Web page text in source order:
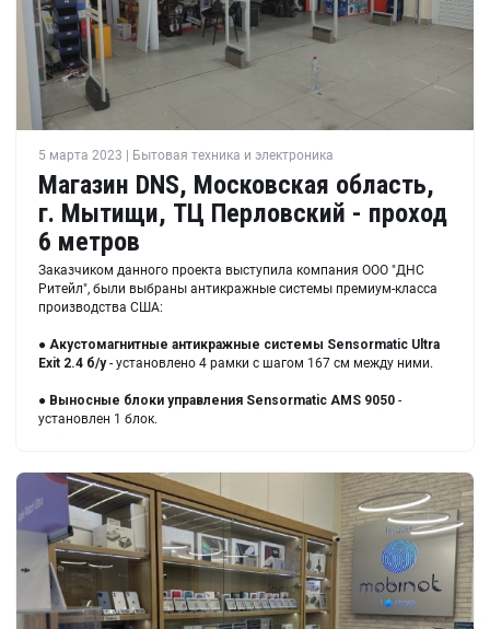
5 марта 2023 | Бытовая техника и электроника
Магазин DNS, Московская область,
г. Мытищи, ТЦ Перловский - проход
6 метров
Заказчиком данного проекта выступила компания ООО "ДНС
Ритейл", были выбраны антикражные системы премиум-класса
производства США:
● Акустомагнитные антикражные системы Sensormatic Ultra
Exit 2.4 б/у- установлено 4 рамки с шагом 167 см между ними.
● Выносные блоки управления Sensormatic AMS 9050 -
установлен 1 блок.